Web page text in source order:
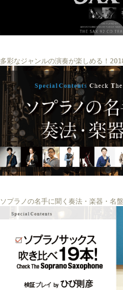
多彩なジャンルの演奏が楽しめる！
ソプラノの名手に聞く奏法・楽器・名盤